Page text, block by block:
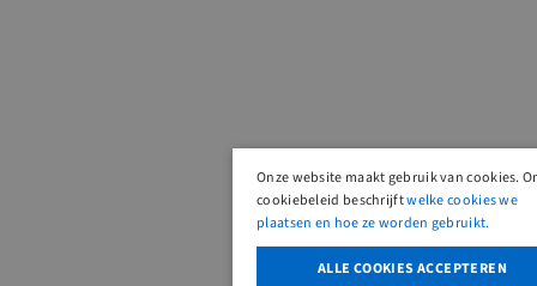
Onze website maakt gebruik van cookies.
cookiebeleid beschrijftwelke cookies we
plaatsen en hoe ze worden gebruikt.
ALLE COOKIES ACCEPTEREN